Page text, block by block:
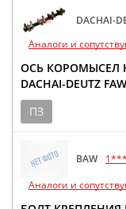
DACHAI-
Аналоги и
ОСЬ КОРОМЫСЕЛ
DACHAI-DEUTZ
ПЗ
BAW
Аналоги и